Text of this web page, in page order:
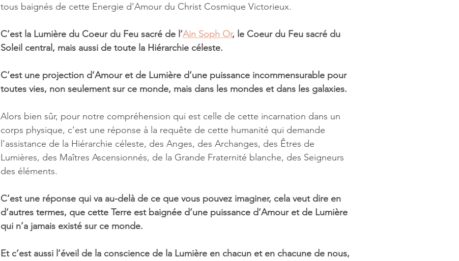
tous baignés de cette Energie d’Amour du Christ Cosmique Victorieux.
C’est la Lumière du Coeur du Feu sacré de l’Ain Soph Or, le Coeur du Feu sacré du
Soleil central, mais aussi de toute la Hiérarchie céleste.
C’est une projection d’Amour et de Lumière d’une puissance incommensurable pour
toutes vies, non seulement sur ce monde, mais dans les mondes et dans les galaxies.
Alors bien sûr, pour notre compréhension qui est celle de cette incarnation dans un
corps physique, c’est une réponse à la requête de cette humanité qui demande
l’assistance de la Hiérarchie céleste, des Anges, des Archanges, des Êtres de
Lumières, des Maîtres Ascensionnés, de la Grande Fraternité blanche, des Seigneurs
des éléments.
C’est une réponse qui va au-delà de ce que vous pouvez imaginer, cela veut dire en
d’autres termes, que cette Terre est baignée d’une puissance d’Amour et de Lumière
qui n’a jamais existé sur ce monde.
Et c’est aussi l’éveil de la conscience de la Lumière en chacun et en chacune de nous,